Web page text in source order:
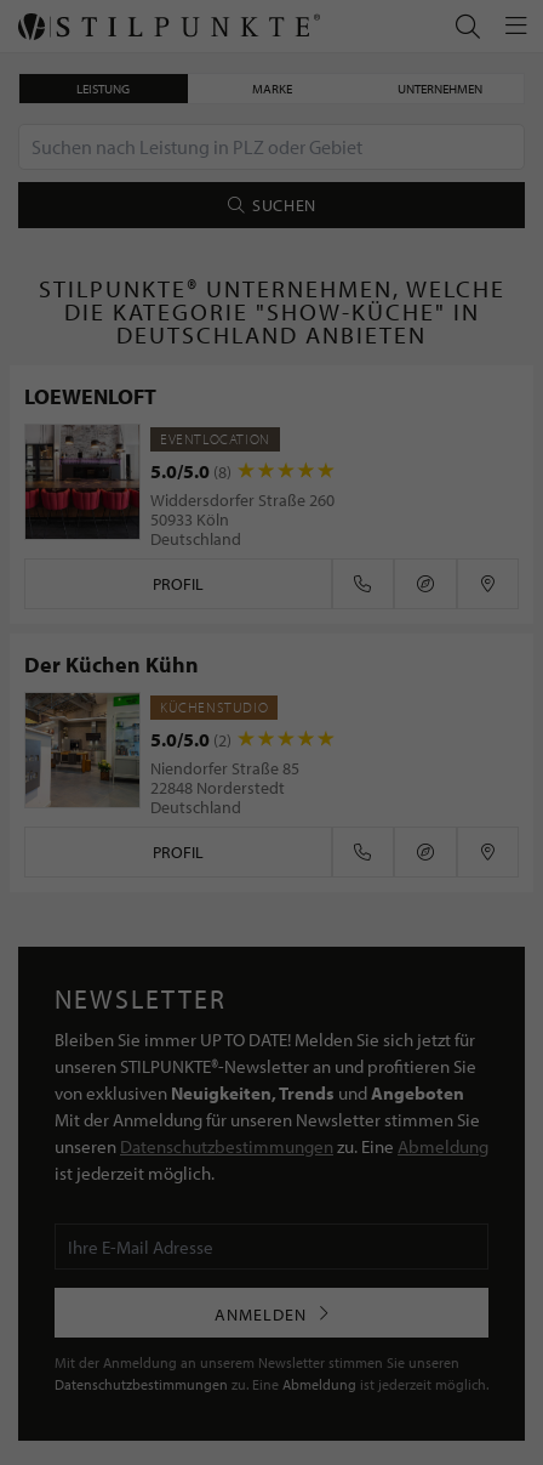
LEISTUNG MARKE UNTERNEHMEN
SUCHEN
STILPUNKTE® UNTERNEHMEN, WELCHE
DIE KATEGORIE "SHOW-KÜCHE" IN
DEUTSCHLAND ANBIETEN
LOEWENLOFT
EVENTLOCATION
5.0/5.0 (8)
Widdersdorfer Straße 260
50933 Köln
Deutschland
PROFIL
Der Küchen Kühn
KÜCHENSTUDIO
5.0/5.0 (2)
Niendorfer Straße 85
22848 Norderstedt
Deutschland
PROFIL
NEWSLETTER
Bleiben Sie immer UP TO DATE! Melden Sie sich jetzt für
unseren STILPUNKTE®-Newsletter an und profitieren Sie
von exklusiven Neuigkeiten, Trends undAngeboten
Mit der Anmeldung für unseren Newsletter stimmen Sie
unseren Datenschutzbestimmungen zu. Eine Abmeldung
ist jederzeit möglich.
ANMELDEN
Mit der Anmeldung an unserem Newsletter stimmen Sie unseren
Datenschutzbestimmungen zu. Eine Abmeldung ist jederzeit möglich.